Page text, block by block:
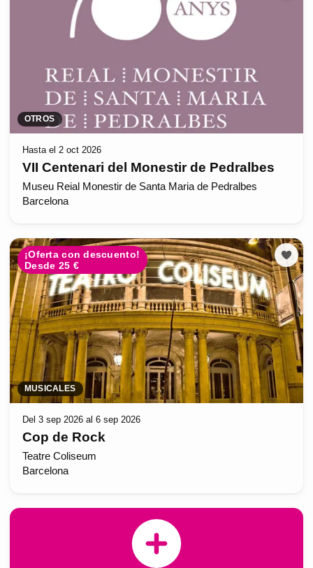
OTROS
Hasta el 2 oct 2026
VII Centenari del Monestir de Pedralbes
Museu Reial Monestir de Santa Maria de Pedralbes
Barcelona
¡Oferta con descuento!
Desde 25 €
MUSICALES
Del 3 sep 2026 al 6 sep 2026
Cop de Rock
Teatre Coliseum
Barcelona